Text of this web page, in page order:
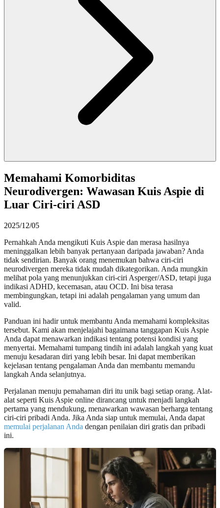
Memahami Komorbiditas
Neurodivergen: Wawasan Kuis Aspie di
Luar Ciri-ciri ASD
2025/12/05
Pernahkah Anda mengikuti Kuis Aspie dan merasa hasilnya
meninggalkan lebih banyak pertanyaan daripada jawaban? Anda
tidak sendirian. Banyak orang menemukan bahwa ciri-ciri
neurodivergen mereka tidak mudah dikategorikan. Anda mungkin
melihat pola yang menunjukkan ciri-ciri Asperger/ASD, tetapi juga
indikasi ADHD, kecemasan, atau OCD. Ini bisa terasa
membingungkan, tetapi ini adalah pengalaman yang umum dan
valid.
Panduan ini hadir untuk membantu Anda memahami kompleksitas
tersebut. Kami akan menjelajahi bagaimana tanggapan Kuis Aspie
Anda dapat menawarkan indikasi tentang potensi kondisi yang
menyertai. Memahami tumpang tindih ini adalah langkah yang kuat
menuju kesadaran diri yang lebih besar. Ini dapat memberikan
kejelasan tentang pengalaman Anda dan membantu memandu
langkah Anda selanjutnya.
Perjalanan menuju pemahaman diri itu unik bagi setiap orang. Alat-
alat seperti Kuis Aspie online dirancang untuk menjadi langkah
pertama yang mendukung, menawarkan wawasan berharga tentang
ciri-ciri pribadi Anda. Jika Anda siap untuk memulai, Anda dapat
memulai perjalanan Anda dengan penilaian diri gratis dan pribadi
ini.